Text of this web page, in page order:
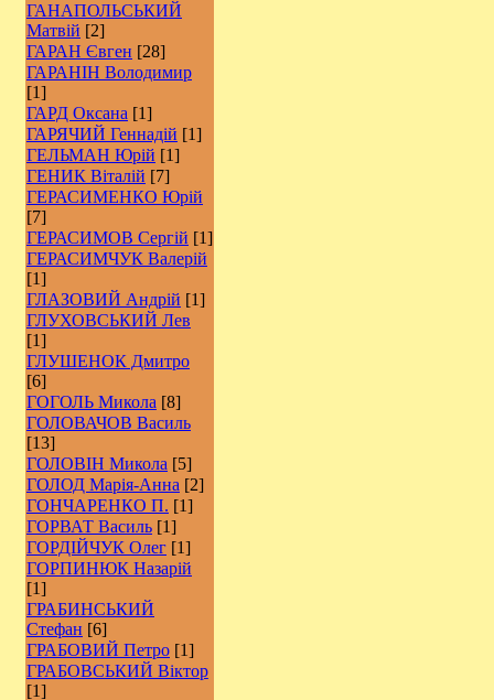
ГАНАПОЛЬСЬКИЙ
Матвій [2]
ГАРАН Євген [28]
ГАРАНІН Володимир
[1]
ГАРД Оксана [1]
ГАРЯЧИЙ Геннадій [1]
ГЕЛЬМАН Юрій [1]
ГЕНИК Віталій [7]
ГЕРАСИМЕНКО Юрій
[7]
ГЕРАСИМОВ Сергій [1]
ГЕРАСИМЧУК Валерій
[1]
ГЛАЗОВИЙ Андрій [1]
ГЛУХОВСЬКИЙ Лев
[1]
ГЛУШЕНОК Дмитро
[6]
ГОГОЛЬ Микола [8]
ГОЛОВАЧОВ Василь
[13]
ГОЛОВІН Микола [5]
ГОЛОД Марія-Анна [2]
ГОНЧАРЕНКО П. [1]
ГОРВАТ Василь [1]
ГОРДІЙЧУК Олег [1]
ГОРПИНЮК Назарій
[1]
ГРАБИНСЬКИЙ
Стефан [6]
ГРАБОВИЙ Петро [1]
ГРАБОВСЬКИЙ Віктор
[1]